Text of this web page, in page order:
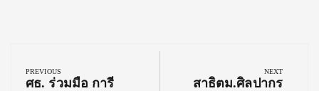
navigation
PREVIOUS
Previous
ศธ. ร่วมมือ การี
NEXT
Next
สาธิตม.ศิลปากร